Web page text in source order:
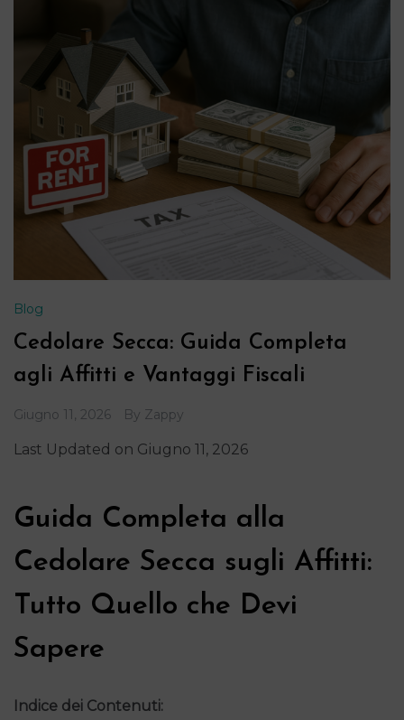
Blog
Cedolare Secca: Guida Completa
agli Affitti e Vantaggi Fiscali
Giugno 11, 2026 By Zappy
Last Updated on Giugno 11, 2026
Guida Completa alla
Cedolare Secca sugli Affitti:
Tutto Quello che Devi
Sapere
Indice dei Contenuti: